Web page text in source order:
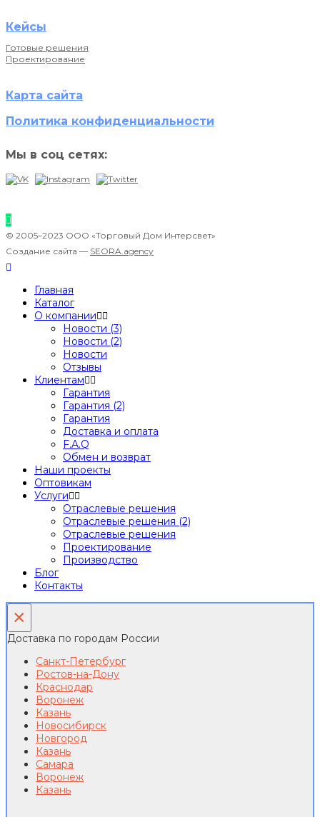
Кейсы
Готовые решения
Проектирование
Карта сайта
Политика конфиденциальности
Мы в соц сетях:
© 2005–2023 ООО «Торговый Дом Интерсвет»
Создание сайта — SEORA.agency
Главная
Каталог
О компании
Новости (3)
Новости (2)
Новости
Отзывы
Клиентам
Гарантия
Гарантия (2)
Гарантия
Доставка и оплата
F.A.Q
Обмен и возврат
Наши проекты
Оптовикам
Услуги
Отраслевые решения
Отраслевые решения (2)
Отраслевые решения
Проектирование
Производство
Блог
Контакты
×
Доставка по городам России
Санкт-Петербург
Ростов-на-Дону
Краснодар
Воронеж
Казань
Новосибирск
Новгород
Казань
Самара
Воронеж
Казань